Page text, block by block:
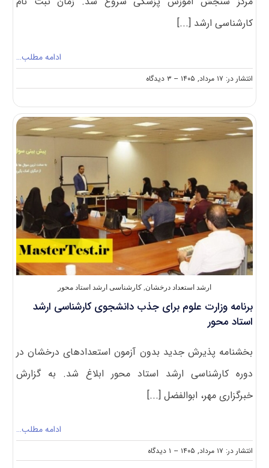
کارشناسی ارشد [...]
ادامه مطلب…
انتشار در: ۱۷ مرداد, ۱۴۰۵ -- ۳ دیدگاه
on
شروع
کنکور
کارشناسی
ارشد
وزارت
بهداشت
ارشد استعداد درخشان, کارشناسی ارشد استاد محور
برنامه وزارت علوم برای جذب دانشجوی کارشناسی ارشد
استاد محور
بخشنامه پذیرش جدید بدون آزمون استعدادهای درخشان در
دوره‌ کارشناسی ارشد استاد محور ابلاغ شد. به گزارش
خبرگزاری مهر، ابوالفضل [...]
ادامه مطلب…
انتشار در: ۱۷ مرداد, ۱۴۰۵ -- ۱ دیدگاه
on
برنامه